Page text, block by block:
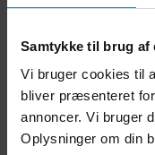
Samtykke til brug af
Vi bruger cookies til
bliver præsenteret
annoncer. Vi bruger
Oplysninger om din
Nyttige facts
Kompatibel
kraftudnyttelse
Beregnet til
Pålidelig